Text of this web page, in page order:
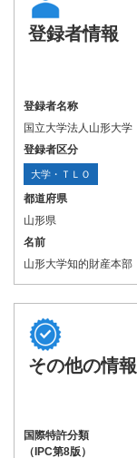
登録者情報
登録者名称
国立大学法人山形大学
登録者区分
大学・ＴＬＯ
都道府県
山形県
名前
山形大学知的財産本部
その他の情報
国際特許分類
（IPC第8版）